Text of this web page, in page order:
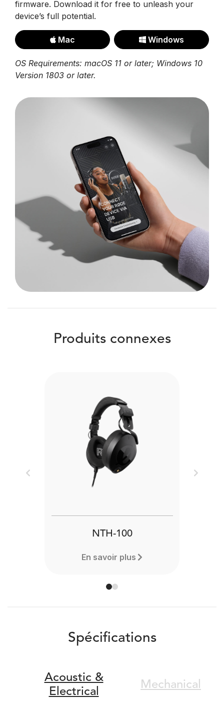
firmware. Download it for free to unleash your
device’s full potential.
Mac Windows
OS Requirements: macOS 11 or later; Windows 10
Version 1803 or later.
Produits connexes
NTH-100
En savoir plus
Previous Next
Spécifications
Acoustic &
Electrical
Mechanical